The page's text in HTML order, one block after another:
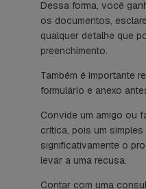
Dessa forma, você
os documentos,
qualquer detalhe que
preenchimento.
Também é importante
formulário e anexo
Convide um amigo ou
crítica, pois um
significativamente o
levar a uma recusa.
Contar com uma